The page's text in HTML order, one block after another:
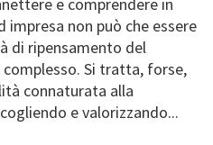
impresa non può che essere
di ripensamento del
Si tratta, forse,
connaturata alla
e valorizzando...